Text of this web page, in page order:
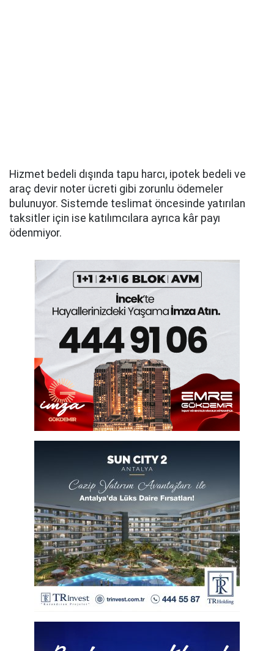
Hizmet bedeli dışında tapu harcı, ipotek bedeli ve
araç devir noter ücreti gibi zorunlu ödemeler
bulunuyor. Sistemde teslimat öncesinde yatırılan
taksitler için ise katılımcılara ayrıca kâr payı
ödenmiyor.